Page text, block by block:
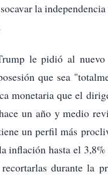
la
le pidió al
que sea
monetaria que el
un año y medio
un perfil más
inflación hasta el
durante la